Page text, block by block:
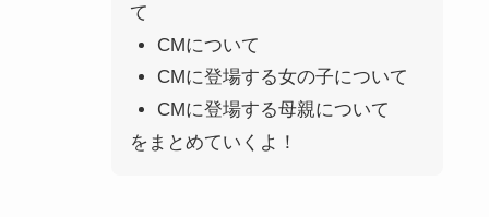
て
CMについて
CMに登場する女の子について
CMに登場する母親について
をまとめていくよ！